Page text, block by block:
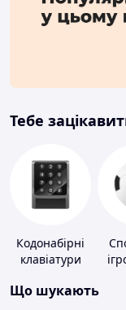
Тебе
Кодонабірні
клавіатури
Що шукають